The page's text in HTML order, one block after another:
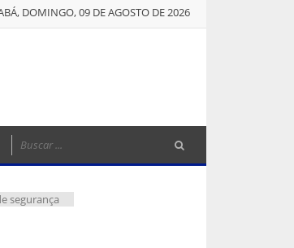
DOMINGO, 09 DE AGOSTO DE 2026
segurança